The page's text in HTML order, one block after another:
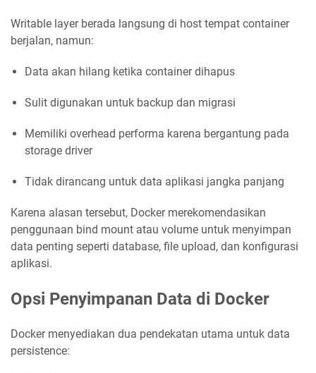
Writable layer berada langsung di host tempat container
berjalan, namun:
Data akan hilang ketika container dihapus
Sulit digunakan untuk backup dan migrasi
Memiliki overhead performa karena bergantung pada
storage driver
Tidak dirancang untuk data aplikasi jangka panjang
Karena alasan tersebut, Docker merekomendasikan
penggunaan bind mount atau volume untuk menyimpan
data penting seperti database, file upload, dan konfigurasi
aplikasi.
Opsi Penyimpanan Data di Docker
Docker menyediakan dua pendekatan utama untuk data
persistence: